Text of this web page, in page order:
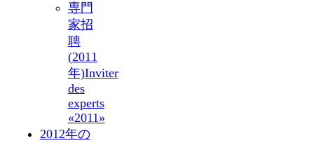
専門
家招
聘
(2011
年)Inviter
des
experts
«2011»
2012年の